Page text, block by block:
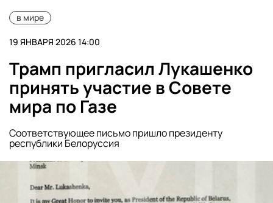
в мире
19 ЯНВАРЯ 2026 14:00
Трамп пригласил Лукашенко
принять участие в Совете
мира по Газе
Соответствующее письмо пришло президенту
республики Белоруссия